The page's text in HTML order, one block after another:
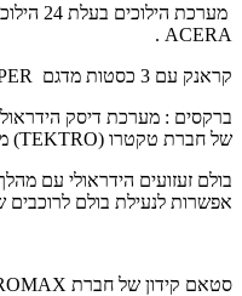
מערכת הילוכים בעלת 24 הילוכים של חברת שימנו (
ACERA
.
קראנק עם 3 כסטות מדגם
ברקסים : מערכת דיסק
של חברת טקטרו (TEKTRO
)
בולם זעזועים הידראולי עם
אפשרות לנעילת בולם לרוכבים
סטאם קידון של חברת